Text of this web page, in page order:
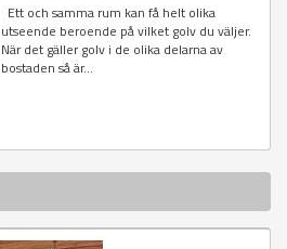
Ett och samma rum kan få helt olika
utseende beroende på vilket golv du väljer.
När det gäller golv i de olika delarna av
bostaden så är...